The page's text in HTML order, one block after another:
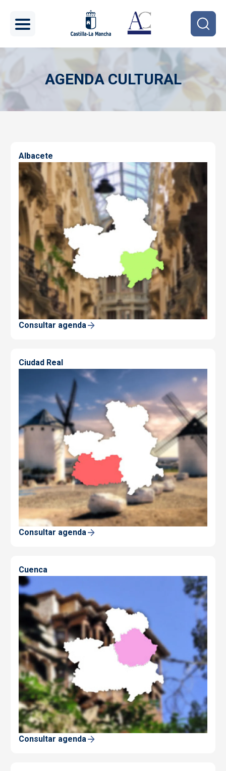
AGENDA CULTURAL
Imagen
Albacete
Consultar agenda
Ciudad Real
Consultar agenda
Cuenca
Consultar agenda